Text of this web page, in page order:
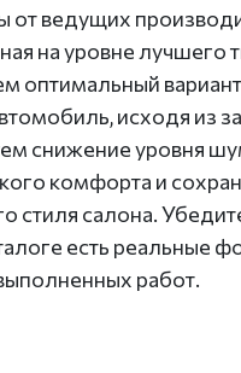
от ведущих
на уровне лучшего
оптимальный
исходя из
снижение уровня
комфорта и
стиля салона.
есть реальные
работ.